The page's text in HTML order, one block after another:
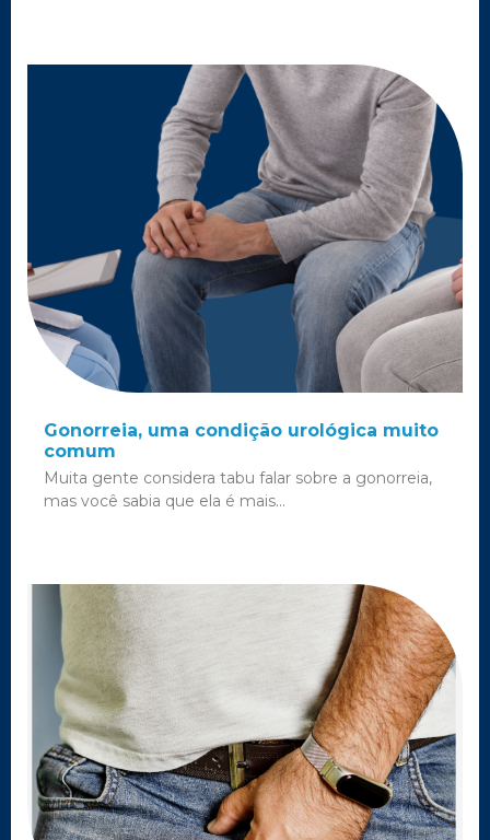
Gonorreia, uma condição urológica muito
comum
Muita gente considera tabu falar sobre a gonorreia,
mas você sabia que ela é mais...